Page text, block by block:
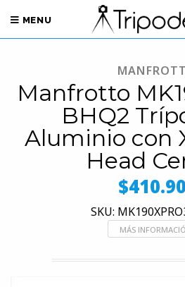
MENU
Manfrotto
BHQ2
Aluminio con
Head
SKU:
MÁS